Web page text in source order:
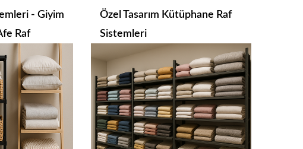
- Giyim
Raf
Özel Tasarım Kütüphane Raf
Sistemleri